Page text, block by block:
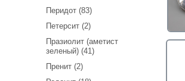
Перидот (83)
Петерсит (2)
Празиолит (аметист
зеленый) (41)
Пренит (2)